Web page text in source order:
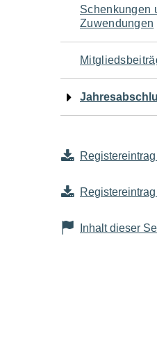
Schenkungen
Zuwendungen
Inhalt dieser